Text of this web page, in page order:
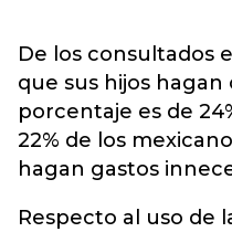
De los consultados
que sus hijos hagan
porcentaje es de
22% de los
hagan gastos
Respecto al uso de